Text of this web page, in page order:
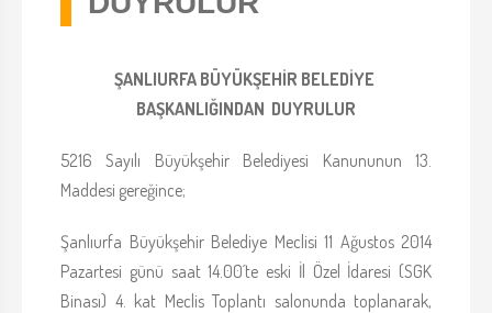
ŞANLIURFA BÜYÜKŞEHİR BELEDİYE
BAŞKANLIĞINDAN DUYRULUR
5216 Sayılı Büyükşehir Belediyesi Kanununun 13.
Maddesi gereğince;
Şanlıurfa Büyükşehir Belediye Meclisi 11 Ağustos 2014
Pazartesi günü saat 14.00´te eski İl Özel İdaresi (SGK
Binası) 4. kat Meclis Toplantı salonunda toplanarak,